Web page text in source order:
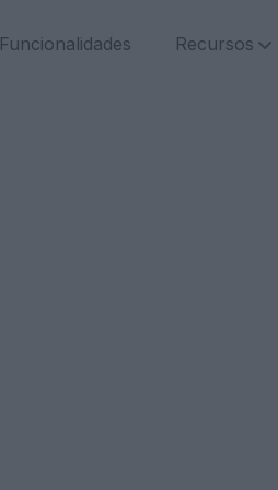
Funcionalidades Recursos